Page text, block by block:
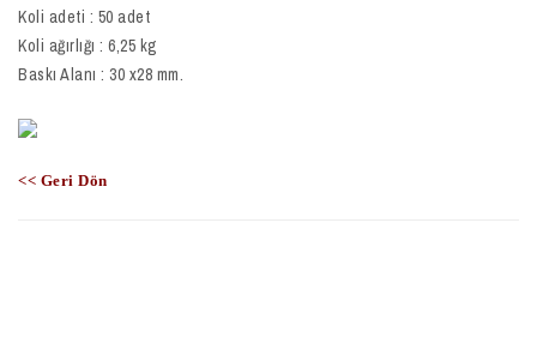
Koli adeti : 50 adet
Koli ağırlığı : 6,25 kg
Baskı Alanı : 30 x28 mm.
<< Geri Dön